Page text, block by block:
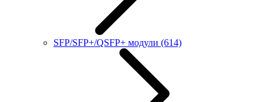
SFP/SFP+/QSFP+ модули (614)